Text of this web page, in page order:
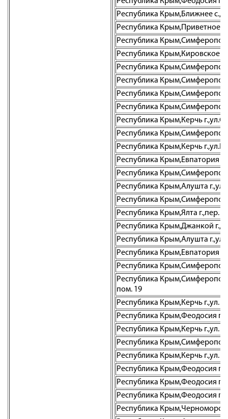
Республика Крым,Ближнее
Республика Крым,Приветное
Республика
Республика Крым,Кировское
Республика
Республика
Республика Крым,Симферополь
Республика
Республика Крым,Керчь
Республика
Республика Крым,Керчь
Республика Крым,Евпатория
Республика Крым,Симферополь
Республика Крым,Алушта г.,ул.
Республика
Республика Крым,Ялта г.,пер.
Республика Крым,Джанкой
Республика Крым,Алушта г.,ул.
Республика Крым,Евпатория
Республика
Республика
пом. 19
Республика Крым,Керчь г.,ул.
Республика Крым,Феодосия
Республика Крым,Керчь г.,ул.
Республика
Республика Крым,Керчь г.,ул.
Республика Крым,Феодосия
Республика Крым,Феодосия
Республика Крым,Феодосия
Республика